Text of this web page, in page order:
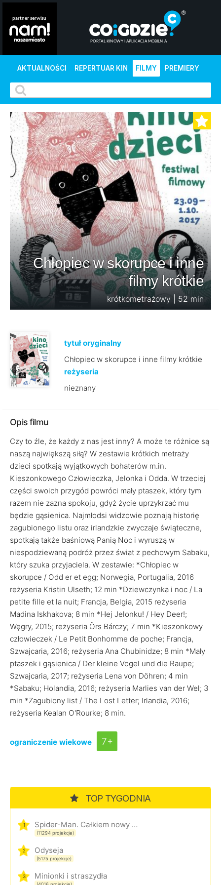
AKTUALNOŚCI REPERTUAR KIN FILMY PREMIERY
Chłopiec w skorupce i inne
filmy krótkie
krótkometrażowy | 52 min
tytuł oryginalny
Chłopiec w skorupce i inne filmy krótkie
reżyseria
nieznany
Opis filmu
Czy to źle, że każdy z nas jest inny? A może te różnice są
naszą największą siłą? W zestawie krótkich metraży
dzieci spotkają wyjątkowych bohaterów m.in.
Kieszonkowego Człowieczka, Jelonka i Odda. W trzeciej
części swoich przygód powróci mały ptaszek, który tym
razem nie zazna spokoju, gdyż życie uprzykrzać mu
będzie gąsienica. Najmłodsi widzowie poznają historię
zagubionego listu oraz irlandzkie zwyczaje świąteczne,
spotkają także baśniową Panią Noc i wyruszą w
niespodziewaną podróż przez świat z pechowym Sabaku,
który szuka przyjaciela. W zestawie: *Chłopiec w
skorupce / Odd er et egg; Norwegia, Portugalia, 2016
reżyseria Kristin Ulseth; 12 min *Dziewczynka i noc / La
petite fille et la nuit; Francja, Belgia, 2015 reżyseria
Madina Iskhakova; 8 min *Hej Jelonku! / Hey Deer!;
Węgry, 2015; reżyseria Örs Bárczy; 7 min *Kieszonkowy
człowieczek / Le Petit Bonhomme de poche; Francja,
Szwajcaria, 2016; reżyseria Ana Chubinidze; 8 min *Mały
ptaszek i gąsienica / Der kleine Vogel und die Raupe;
Szwajcaria, 2017; reżyseria Lena von Döhren; 4 min
*Sabaku; Holandia, 2016; reżyseria Marlies van der Wel; 3
min *Zagubiony list / The Lost Letter; Irlandia, 2016;
reżyseria Kealan O'Rourke; 8 min.
ograniczenie wiekowe 7+
TOP TYGODNIA
1 Spider-Man. Całkiem nowy dzień
(11294 projekcje)
2 Odyseja
(5175 projekcje)
3 Minionki i straszydła